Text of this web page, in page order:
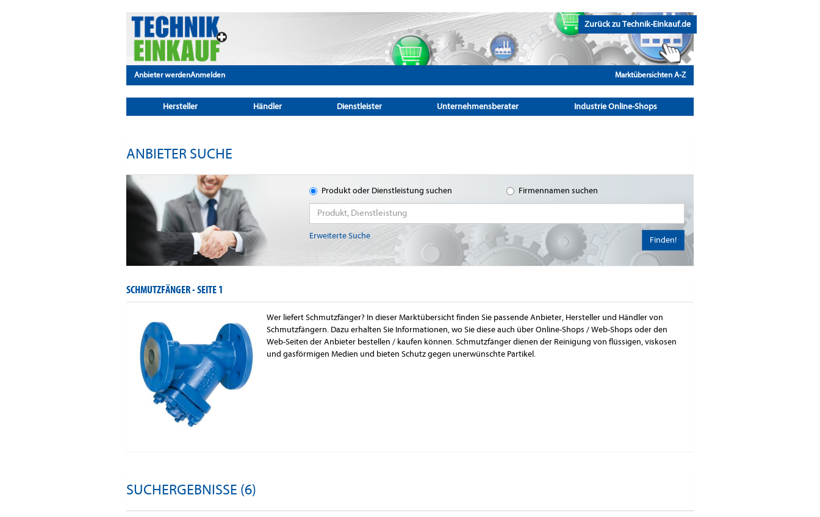
Zurück zu Technik-Einkauf.de
Anbieter werdenAnmelden Marktübersichten A-Z
Hersteller Händler Dienstleister Unternehmensberater Industrie Online-Shops
ANBIETER SUCHE
Produkt oder Dienstleistung suchen Firmennamen suchen
Erweiterte Suche Finden!
SCHMUTZFÄNGER -SEITE 1
Wer liefert Schmutzfänger? In dieser Marktübersicht finden Sie passende Anbieter, Hersteller und Händler von
Schmutzfängern. Dazu erhalten Sie Informationen, wo Sie diese auch über Online-Shops / Web-Shops oder den
Web-Seiten der Anbieter bestellen / kaufen können. Schmutzfänger dienen der Reinigung von flüssigen, viskosen
und gasförmigen Medien und bieten Schutz gegen unerwünschte Partikel.
SUCHERGEBNISSE (6)